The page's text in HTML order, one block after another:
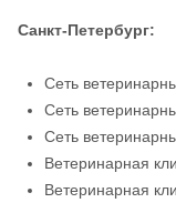
Санкт-Петербург:
Сеть
Сеть
Сеть
Ветеринарная
Ветеринарная